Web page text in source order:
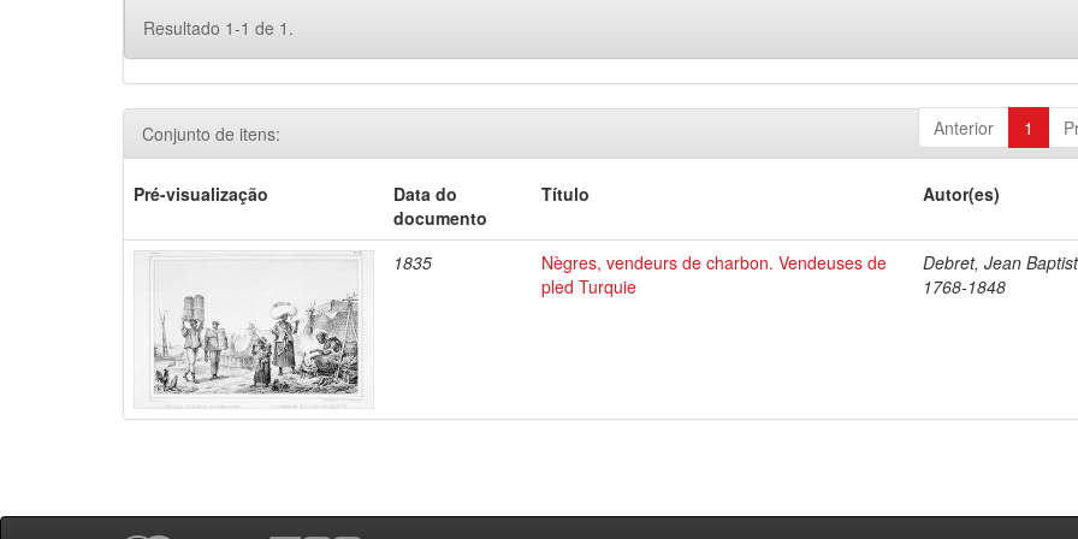
Resultado 1-1 de 1.
Anterior 1
Conjunto de itens:
Pré-visualização
Data do
documento
Título Autor(es)
1835
Nègres, vendeurs de charbon. Vendeuses de
pled Turquie
Debret, Jean
1768-1848